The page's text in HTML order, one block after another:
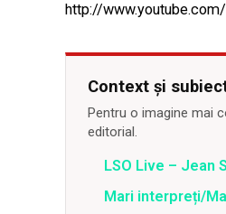
http://
Context și
Pentru o imagine mai
editorial.
LSO Live – Jean
Mari interpreți/